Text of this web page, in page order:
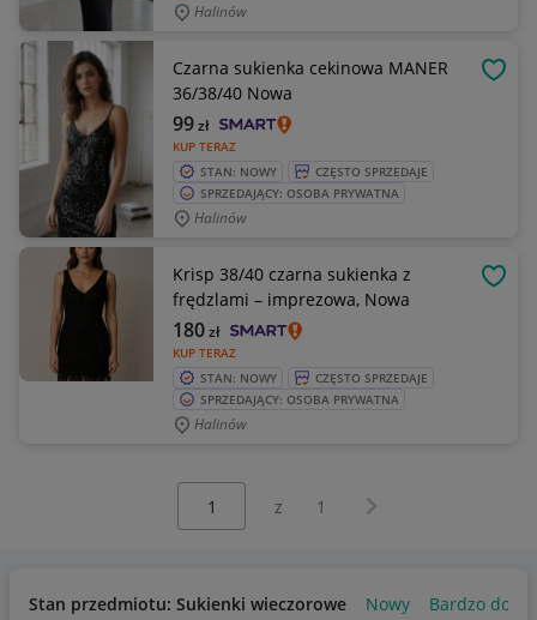
Halinów
Czarna sukienka cekinowa MANER
36/38/40 Nowa
KUP TERAZ
99zł
STAN: NOWY
CZĘSTO SPRZEDAJE
SPRZEDAJĄCY: OSOBA PRYWATNA
Halinów
Krisp 38/40 czarna sukienka z
frędzlami – imprezowa, Nowa
KUP TERAZ
180zł
STAN: NOWY
CZĘSTO SPRZEDAJE
SPRZEDAJĄCY: OSOBA PRYWATNA
Halinów
z 1 Następna strona
Stan przedmiotu: Sukienki wieczorowe Nowy Bardzo dobry